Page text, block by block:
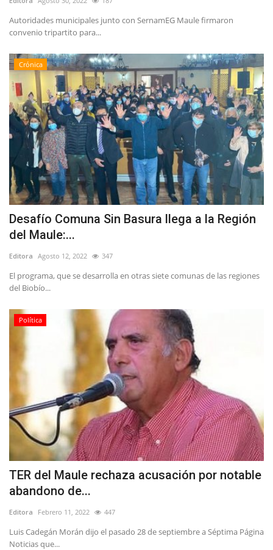
Autoridades municipales junto con SernamEG Maule firmaron
convenio tripartito para...
Crónica
Desafío Comuna Sin Basura llega a la Región
del Maule:...
Editora Agosto 12, 2022 347
El programa, que se desarrolla en otras siete comunas de las regiones
del Biobío...
Política
TER del Maule rechaza acusación por notable
abandono de...
Editora Febrero 11, 2022 447
Luis Cadegán Morán dijo el pasado 28 de septiembre a Séptima Página
Noticias que...